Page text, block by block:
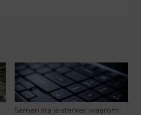
Samen sta je sterker: waarom